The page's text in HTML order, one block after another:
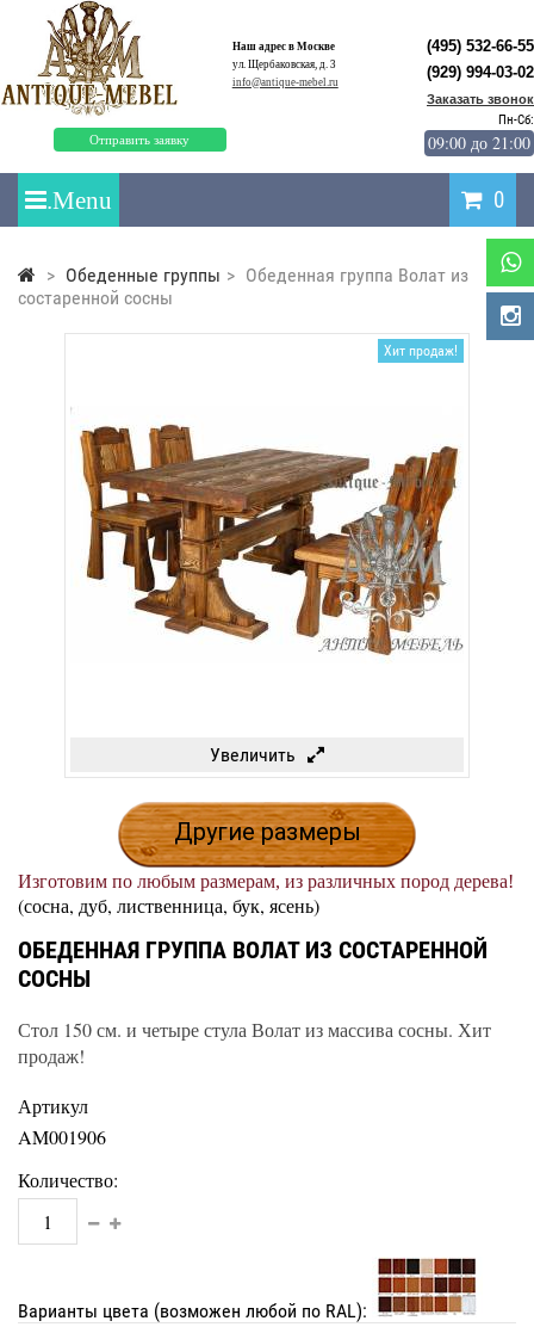
Наш адрес в Москве
ул. Щербаковская, д. 3
info@antique-mebel.ru
Отправить заявку
(495) 532-66-55
(929) 994-03-02
Заказать звонок
Пн-Сб:
09:00 до 21:00
0
> Обеденные группы > Обеденная группа Волат из
состаренной сосны
Хит продаж!
Увеличить
Другие размеры
Изготовим по любым размерам, из различных пород дерева!
(сосна, дуб, лиственница, бук, ясень)
ОБЕДЕННАЯ ГРУППА ВОЛАТ ИЗ СОСТАРЕННОЙ
СОСНЫ
Стол 150 см. и четыре стула Волат из массива сосны. Хит
продаж!
Артикул
AM001906
Количество:
Варианты цвета (возможен любой по RAL):